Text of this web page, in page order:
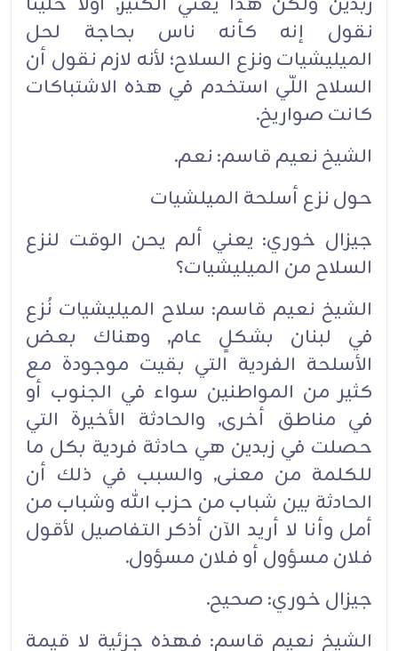
نقول إنه كأنه ناس بحاجة لحل
الميليشيات ونزع السلاح؛ لأنه لازم نقول أن
السلاح اللّي استخدم في هذه الاشتباكات
كانت صواريخ.‏
الشيخ نعيم قاسم: نعم.‏
حول نزع أسلحة الميلشيات‏
جيزال خوري: يعني ألم يحن الوقت لنزع
السلاح من الميليشيات؟‏
الشيخ نعيم قاسم: سلاح الميليشيات نُزع
في لبنان بشكلٍ عام, وهناك بعض
الأسلحة الفردية التي بقيت موجودة مع
كثير من المواطنين سواء في الجنوب أو
في مناطق أخرى, والحادثة الأخيرة التي
حصلت في زبدين هي حادثة فردية بكل ما
للكلمة من معنى, والسبب في ذلك أن
الحادثة بين شباب من حزب الله وشباب من
أمل وأنا لا أريد الآن أذكر التفاصيل لأقول
فلان مسؤول أو فلان مسؤول.‏
جيزال خوري: صحيح.‏
الشيخ نعيم قاسم: فهذه جزئية لا قيمة